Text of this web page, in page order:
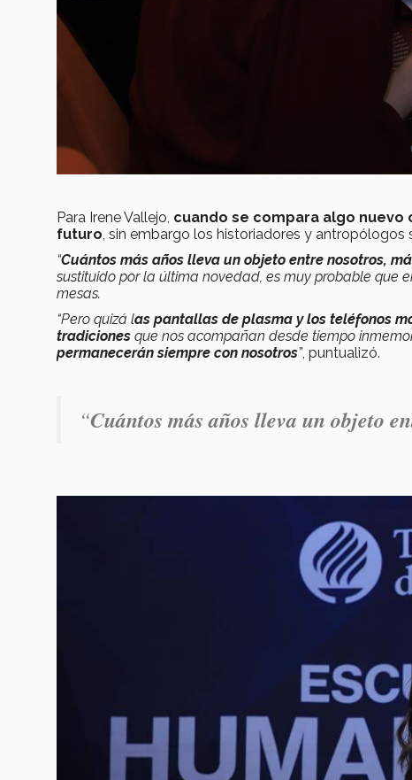
Para Irene Vallejo, cuando se compara algo nuevo
futuro, sin embargo los historiadores y antropólogos
“Cuántos más años lleva un objeto entre nosotros,
sustituido por la última novedad, es muy probable que
mesas.
“Pero quizá las pantallas de plasma y los teléfonos
tradiciones que nos acompañan desde tiempo
permanecerán siempre con nosotros”, puntualizó.
“Cuántos más años lleva un objeto